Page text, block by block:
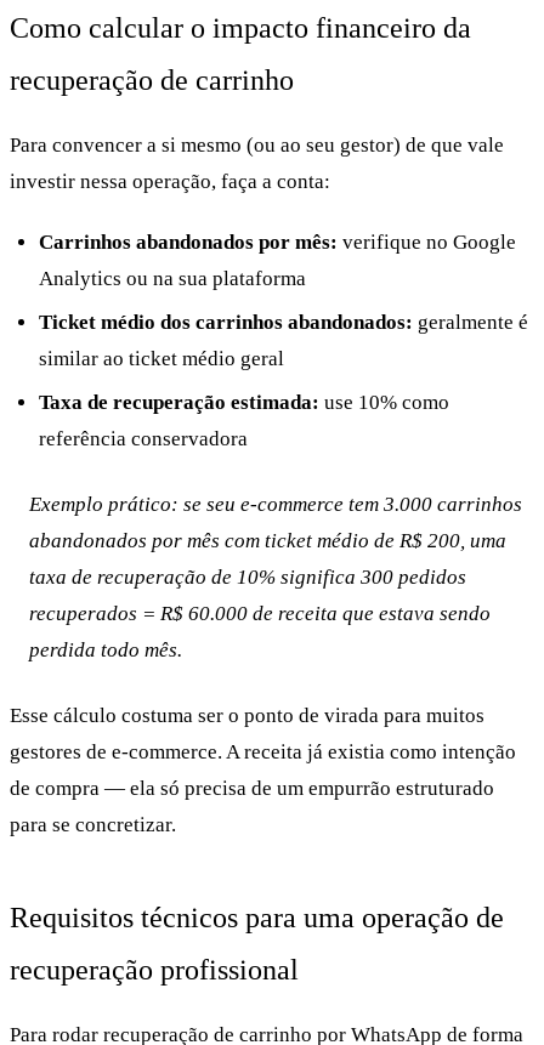
Como calcular o impacto financeiro da
recuperação de carrinho
Para convencer a si mesmo (ou ao seu gestor) de que vale
investir nessa operação, faça a conta:
Carrinhos abandonados por mês: verifique no Google
Analytics ou na sua plataforma
Ticket médio dos carrinhos abandonados: geralmente é
similar ao ticket médio geral
Taxa de recuperação estimada: use 10% como
referência conservadora
Exemplo prático: se seu e-commerce tem 3.000 carrinhos
abandonados por mês com ticket médio de R$ 200, uma
taxa de recuperação de 10% significa 300 pedidos
recuperados = R$ 60.000 de receita que estava sendo
perdida todo mês.
Esse cálculo costuma ser o ponto de virada para muitos
gestores de e-commerce. A receita já existia como intenção
de compra — ela só precisa de um empurrão estruturado
para se concretizar.
Requisitos técnicos para uma operação de
recuperação profissional
Para rodar recuperação de carrinho por WhatsApp de forma